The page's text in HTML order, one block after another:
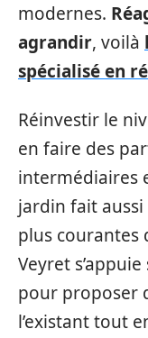
modernes.
agrandir, voilà
spécialisé en
Réinvestir le
en faire des
intermédiaires
jardin fait
plus courantes
Veyret
pour proposer
l’existant tout